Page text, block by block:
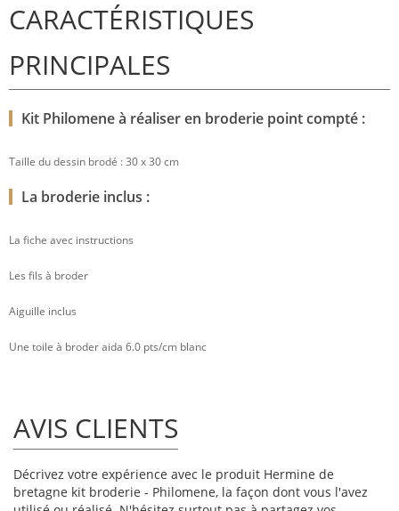
CARACTÉRISTIQUES
PRINCIPALES
Kit Philomene à réaliser en broderie point compté :
Taille du dessin brodé : 30 x 30 cm
La broderie inclus :
La fiche avec instructions
Les fils à broder
Aiguille inclus
Une toile à broder aida 6.0 pts/cm blanc
AVIS CLIENTS
Décrivez votre expérience avec le produit Hermine de
bretagne kit broderie - Philomene, la façon dont vous l'avez